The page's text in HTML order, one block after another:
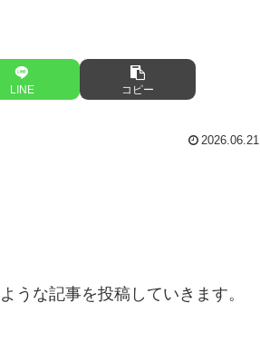
LINE コピー
2026.06.21
うな記事を投稿していきます。